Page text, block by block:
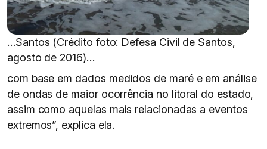
…Santos (Crédito foto: Defesa Civil de Santos,
agosto de 2016)…
com base em dados medidos de maré e em análise
de ondas de maior ocorrência no litoral do estado,
assim como aquelas mais relacionadas a eventos
extremos”, explica ela.